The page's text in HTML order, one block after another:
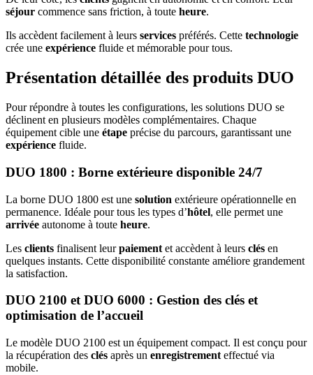
séjour commence sans friction, à toute heure.
Ils accèdent facilement à leurs services préférés. Cette technologie
crée une expérience fluide et mémorable pour tous.
Présentation détaillée des produits DUO
Pour répondre à toutes les configurations, les solutions DUO se
déclinent en plusieurs modèles complémentaires. Chaque
équipement cible une étape précise du parcours, garantissant une
expérience fluide.
DUO 1800 : Borne extérieure disponible 24/7
La borne DUO 1800 est une solution extérieure opérationnelle en
permanence. Idéale pour tous les types d’hôtel, elle permet une
arrivée autonome à toute heure.
Les clients finalisent leurpaiement et accèdent à leurs clés en
quelques instants. Cette disponibilité constante améliore grandement
la satisfaction.
DUO 2100 et DUO 6000 : Gestion des clés et
optimisation de l’accueil
Le modèle DUO 2100 est un équipement compact. Il est conçu pour
la récupération des clés après un enregistrement effectué via
mobile.